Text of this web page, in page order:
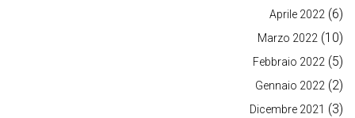
Aprile 2022 (6)
Marzo 2022 (10)
Febbraio 2022 (5)
Gennaio 2022 (2)
Dicembre 2021 (3)